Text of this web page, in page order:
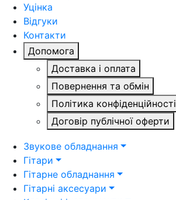
Уцінка
Відгуки
Контакти
Допомога
Доставка і оплата
Повернення та обмін
Політика конфіденційності
Договір публічної оферти
Звукове обладнання
Гітари
Гітарне обладнання
Гітарні аксесуари